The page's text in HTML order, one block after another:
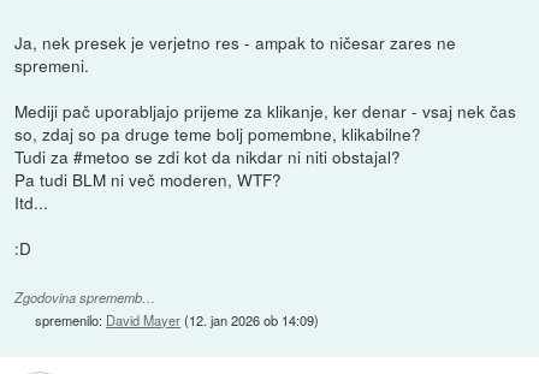
Ja, nek presek je verjetno res - ampak to ničesar zares ne
spremeni.
Mediji pač uporabljajo prijeme za klikanje, ker denar - vsaj nek čas
so, zdaj so pa druge teme bolj pomembne, klikabilne?
Tudi za #metoo se zdi kot da nikdar ni niti obstajal?
Pa tudi BLM ni več moderen, WTF?
Itd...
:D
Zgodovina sprememb…
spremenilo: David Mayer(12. jan 2026 ob 14:09)